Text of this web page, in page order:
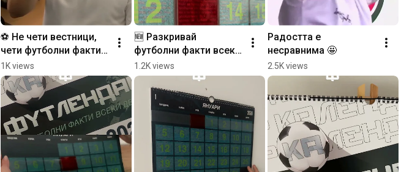
⚽️ Не чети вестници,
чети футболни факти
всеки ден с
Футлендар 2026.
1K views
🆕 Разкривай
футболни факти всеки
ден чрез визуален
ефект
1.2K views
Радостта е
несравнима 🤩
2.5K views